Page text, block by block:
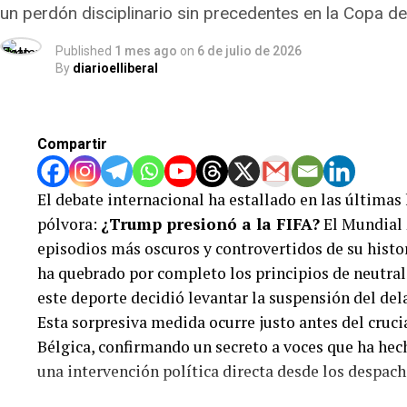
de todas las conversaciones, llamadas y registros
encriptada en plataformas como Signal,
rápidamente y pone en tela de juicio la
un perdón disciplinario sin precedentes en la Copa
Published 1 mes ago on 6 de julio de 2026
By diarioelliberal
Compartir
El debate internacional ha estallado en las
pólvora: ¿Trump presionó a la FIFA?El Mundial
episodios más oscuros y controvertidos de su
ha quebrado por completo los principios de
este deporte decidió levantar la suspensión del
Esta sorpresiva medida ocurre justo antes del
Bélgica, confirmando un secreto a voces que ha
una intervención política directa desde los